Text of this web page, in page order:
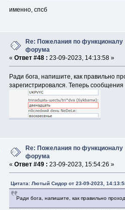
именно, спсб
Re: Пожелания по функционалу
форума
« Ответ #48 : 23-09-2023, 14:13:58 »
Ради бога, напишите, как правильно
зарегистрировался. Теперь
Re: Пожелания по функционалу
форума
« Ответ #49 : 23-09-2023, 15:54:26 »
Цитата: Лютый Сидор от 23-09-2023,
Ради бога, напишите, как правильно